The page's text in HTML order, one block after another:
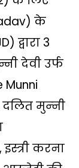
के
द्वारा 3
देवी उर्फ
दलित मुन्‍नी
करना